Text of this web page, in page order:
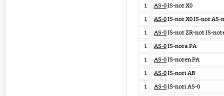
1
AS-0IS-nor X0
1
AS-0IS-nor X0 IS-nor AS-
1
AS-0IS-nor ZR-nor IS-
1
AS-0IS-nora PA
1
AS-0IS-noren PA
1
AS-0IS-nori AB
1
AS-0IS-nori AS-0